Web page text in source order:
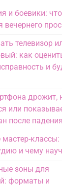
и боевики: что
вечернего
телевизор
как
и
дрожит,
или
после падения
классы:
и чему
зоны для
форматы и